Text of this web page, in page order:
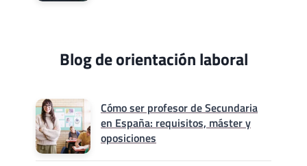
Blog de orientación laboral
Cómo ser profesor de Secundaria
en España: requisitos, máster y
oposiciones